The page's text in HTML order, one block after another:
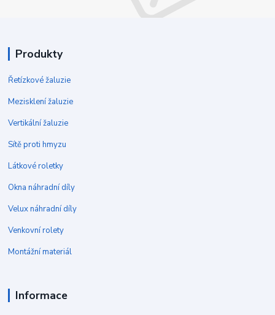
Produkty
Řetízkové žaluzie
Mezisklení žaluzie
Vertikální žaluzie
Sítě proti hmyzu
Látkové roletky
Okna náhradní díly
Velux náhradní díly
Venkovní rolety
Montážní materiál
Informace